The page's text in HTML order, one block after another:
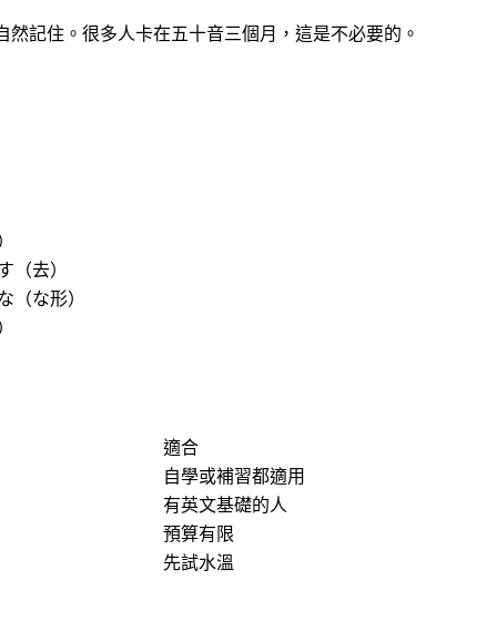
記住。很多人卡在五十音三個月，這是不必要的。
（去）
（な形）
適合
自學或補習都適用
有英文基礎的人
預算有限
先試水溫